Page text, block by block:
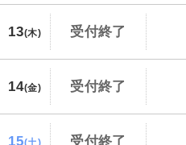
13(木) 受付終了
14(金) 受付終了
15(土) 受付終了